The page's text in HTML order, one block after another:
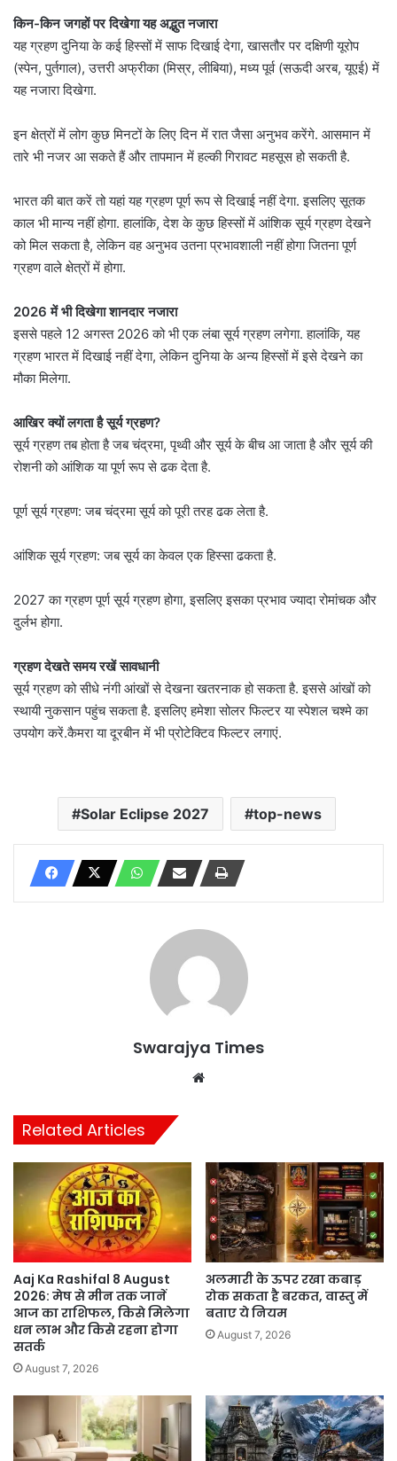
किन-किन जगहों पर दिखेगा यह अद्भुत नजारा
यह ग्रहण दुनिया के कई हिस्सों में साफ दिखाई देगा, खासतौर पर दक्षिणी यूरोप
(स्पेन, पुर्तगाल), उत्तरी अफ्रीका (मिस्र, लीबिया), मध्य पूर्व (सऊदी अरब, यूएई) में
यह नजारा दिखेगा.
इन क्षेत्रों में लोग कुछ मिनटों के लिए दिन में रात जैसा अनुभव करेंगे. आसमान में
तारे भी नजर आ सकते हैं और तापमान में हल्की गिरावट महसूस हो सकती है.
भारत की बात करें तो यहां यह ग्रहण पूर्ण रूप से दिखाई नहीं देगा. इसलिए सूतक
काल भी मान्य नहीं होगा. हालांकि, देश के कुछ हिस्सों में आंशिक सूर्य ग्रहण देखने
को मिल सकता है, लेकिन वह अनुभव उतना प्रभावशाली नहीं होगा जितना पूर्ण
ग्रहण वाले क्षेत्रों में होगा.
2026 में भी दिखेगा शानदार नजारा
इससे पहले 12 अगस्त 2026 को भी एक लंबा सूर्य ग्रहण लगेगा. हालांकि, यह
ग्रहण भारत में दिखाई नहीं देगा, लेकिन दुनिया के अन्य हिस्सों में इसे देखने का
मौका मिलेगा.
आखिर क्यों लगता है सूर्य ग्रहण?
सूर्य ग्रहण तब होता है जब चंद्रमा, पृथ्वी और सूर्य के बीच आ जाता है और सूर्य की
रोशनी को आंशिक या पूर्ण रूप से ढक देता है.
पूर्ण सूर्य ग्रहण: जब चंद्रमा सूर्य को पूरी तरह ढक लेता है.
आंशिक सूर्य ग्रहण: जब सूर्य का केवल एक हिस्सा ढकता है.
2027 का ग्रहण पूर्ण सूर्य ग्रहण होगा, इसलिए इसका प्रभाव ज्यादा रोमांचक और
दुर्लभ होगा.
ग्रहण देखते समय रखें सावधानी
सूर्य ग्रहण को सीधे नंगी आंखों से देखना खतरनाक हो सकता है. इससे आंखों को
स्थायी नुकसान पहुंच सकता है. इसलिए हमेशा सोलर फिल्टर या स्पेशल चश्मे का
उपयोग करें.कैमरा या दूरबीन में भी प्रोटेक्टिव फिल्टर लगाएं.
Solar Eclipse 2027 top-news
Swarajya Times
Related Articles
Aaj Ka Rashifal 8 August
2026: मेष से मीन तक जानें
आज का राशिफल, किसे मिलेगा
धन लाभ और किसे रहना होगा
सतर्क
August 7, 2026
अलमारी के ऊपर रखा कबाड़
रोक सकता है बरकत, वास्तु में
बताए ये नियम
August 7, 2026